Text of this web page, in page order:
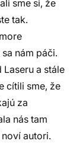
sme si, že
tak.
nám páči.
Laseru a stále
cítili sme, že
za
nás tam
autori.